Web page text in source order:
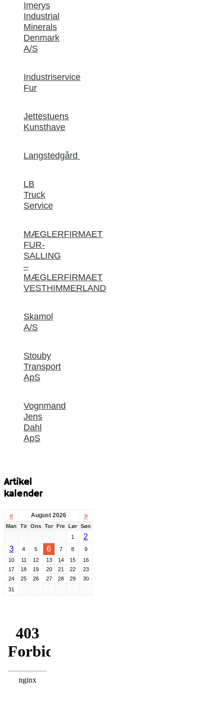
Imerys
Industrial
Minerals
Denmark
A/S
Industriservice
Fur
Jettestuens
Kunsthave
Langstedgård
LB
Truck
Service
MÆGLERFIRMAET
FUR-
SALLING
–
MÆGLERFIRMAET
VESTHIMMERLAND
Skamol
A/S
Stouby
Transport
ApS
Vognmand
Jens
Dahl
ApS
Artikel
kalender
« August 2026 »
Man Tir Ons Tor Fre Lør Søn
1
2
3
4 5 6 7 8
9
10
11 12 13 14 15
16
17
18 19 20 21 22
23
24
25 26 27 28 29
30
31